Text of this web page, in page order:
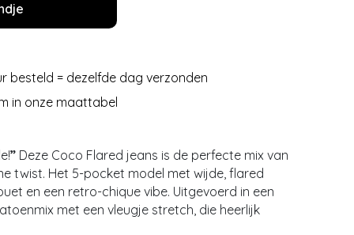
besteld = dezelfde dag verzonden
in onze maattabel
” Deze Coco Flared jeans is de perfecte mix van
twist. Het 5-pocket model met wijde, flared
en een retro-chique vibe. Uitgevoerd in een
met een vleugje stretch, die heerlijk